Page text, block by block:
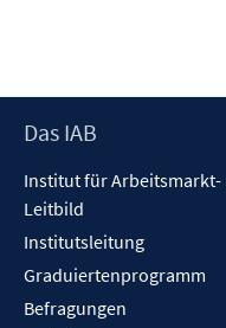
Footer
Das IAB
Institut für Arbeitsmarkt-
Leitbild
Institutsleitung
Graduiertenprogramm
Befragungen